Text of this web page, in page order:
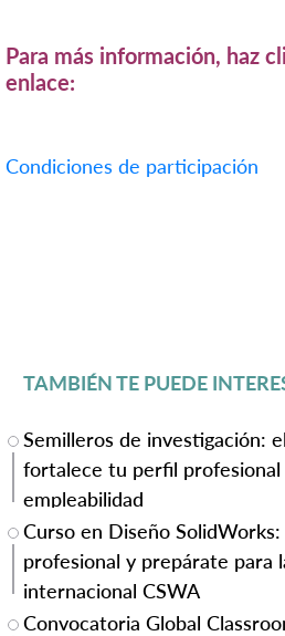
Para más información, haz
enlace:
Condiciones de participación
TAMBIÉN TE PUEDE
Semilleros de investigación:
fortalece tu perfil
empleabilidad
Curso en Diseño
profesional y prepárate para
internacional CSWA
Convocatoria Global